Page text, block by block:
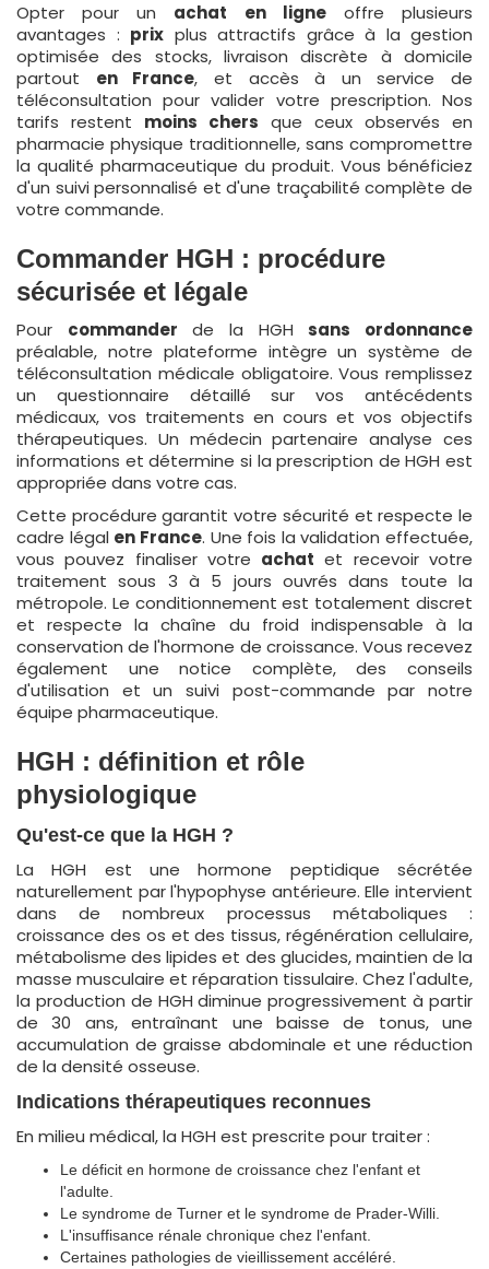
Opter pour un achat en ligneoffre plusieurs
avantages : prix plus attractifs grâce à la gestion
optimisée des stocks, livraison discrète à domicile
partout en France, et accès à un service de
téléconsultation pour valider votre prescription. Nos
tarifs restent moins chers que ceux observés en
pharmacie physique traditionnelle, sans compromettre
la qualité pharmaceutique du produit. Vous bénéficiez
d'un suivi personnalisé et d'une traçabilité complète de
votre commande.
Commander HGH : procédure
sécurisée et légale
Pour commander de la HGHsans ordonnance
préalable, notre plateforme intègre un système de
téléconsultation médicale obligatoire. Vous remplissez
un questionnaire détaillé sur vos antécédents
médicaux, vos traitements en cours et vos objectifs
thérapeutiques. Un médecin partenaire analyse ces
informations et détermine si la prescription de HGH est
appropriée dans votre cas.
Cette procédure garantit votre sécurité et respecte le
cadre légal en France. Une fois la validation effectuée,
vous pouvez finaliser votre achat et recevoir votre
traitement sous 3 à 5 jours ouvrés dans toute la
métropole. Le conditionnement est totalement discret
et respecte la chaîne du froid indispensable à la
conservation de l'hormone de croissance. Vous recevez
également une notice complète, des conseils
d'utilisation et un suivi post-commande par notre
équipe pharmaceutique.
HGH : définition et rôle
physiologique
Qu'est-ce que la HGH ?
La HGH est une hormone peptidique sécrétée
naturellement par l'hypophyse antérieure. Elle intervient
dans de nombreux processus métaboliques :
croissance des os et des tissus, régénération cellulaire,
métabolisme des lipides et des glucides, maintien de la
masse musculaire et réparation tissulaire. Chez l'adulte,
la production de HGH diminue progressivement à partir
de 30 ans, entraînant une baisse de tonus, une
accumulation de graisse abdominale et une réduction
de la densité osseuse.
Indications thérapeutiques reconnues
En milieu médical, la HGH est prescrite pour traiter :
Le déficit en hormone de croissance chez l'enfant et
l'adulte.
Le syndrome de Turner et le syndrome de Prader-Willi.
L'insuffisance rénale chronique chez l'enfant.
Certaines pathologies de vieillissement accéléré.